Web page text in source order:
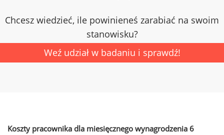
Chcesz wiedzieć, ile powinieneś zarabiać na swoim
stanowisku?
Weź udział w badaniu i sprawdź!
Koszty pracownika dla miesięcznego wynagrodzenia 6